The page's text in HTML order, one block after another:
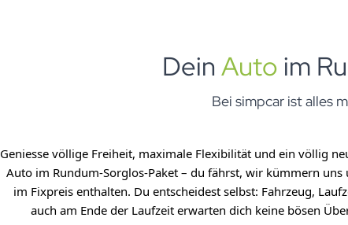
Dein Auto im
Bei simpcar ist alles
Geniesse völlige Freiheit, maximale Flexibilität und ein völlig
Auto im Rundum-Sorglos-Paket – du fährst, wir kümmern
im Fixpreis enthalten. Du entscheidest selbst: Fahrzeug,
auch am Ende der Laufzeit erwarten dich keine bösen